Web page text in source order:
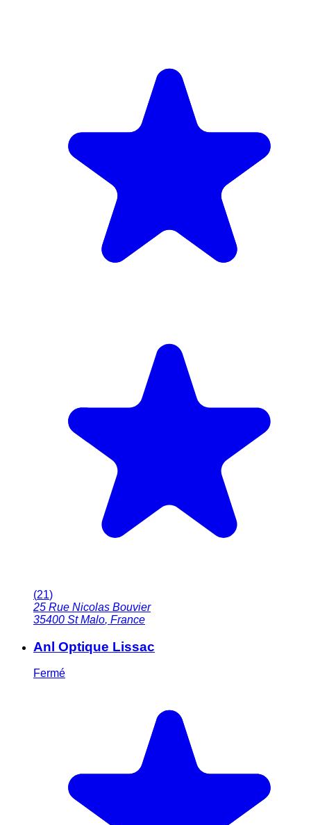
(21)
25 Rue Nicolas Bouvier
35400 St Malo, France
Anl Optique Lissac
Fermé